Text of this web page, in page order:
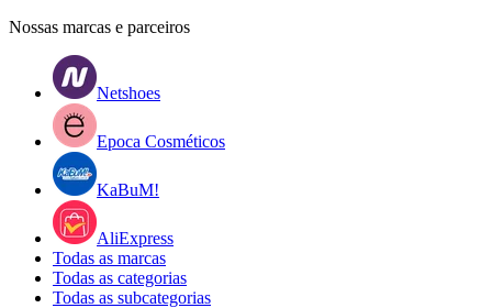
Nossas marcas e parceiros
Netshoes
Epoca Cosméticos
KaBuM!
AliExpress
Todas as marcas
Todas as categorias
Todas as subcategorias